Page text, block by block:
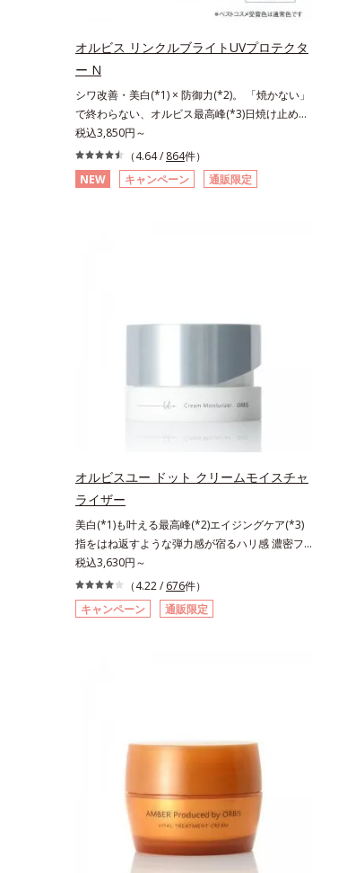
オルビス リンクルブライトUVプロテクタ
ー N
シワ改善・美白(*1) × 防御力(*2)。 「焼かない」
で終わらない、オルビス最高峰(*3)日焼け止め。
シワ改善・美白(*1) × 防御力(*2)「焼かない」で
終わらないオルビス最高峰(*3)顔用日焼け止めで
す。ポーラ化成の独自研究による、紫外線に反応
して強固な膜を形成する技術「瞬間オートディフ
ことで、未来のシミ・ソバカスも予防します。今
な肌へ導きます。さらに落ちにくくするとキシキ
ャーを追求しました。まるで美容液級のなめらか
さで肌にぴったり密着し、SPF50+・PA++++とい
う高い紫外線カット力ながら、白浮きしにくい処
方に。シワ改善・美白を叶えながら、紫外線を味
方にしてあなたの肌を守る最高峰顔用日焼け止め
です。*1 メラニンの生成を抑え、シミ・ソバカ
スを防ぐ*2 化粧膜のくずれにくさ、肌をうるお
して保護すること*3 オルビス内最高の紫外線カ
ットレベル*4 紫外線に瞬時に反応して、膜が厚
情報は商品ページをご覧ください。・BEAUTY夏
税込3,850円～
（4.64 / 864件）
NEW
キャンペーン 通販限定
オルビスユー ドット クリームモイスチャ
ライザー
美白(*1)も叶える最高峰(*2)エイジングケア(*3)
指をはね返すような弾力感が宿るハリ感 濃密フ
ィットクリーム。ハリも透明感(*4)も結果主義。
年齢サイン(*5)の因子に着目した肌科学エイジン
グケア(*3)シリーズ。オルビスユー ドットシリー
ズは、年齢による肌悩み一つ一つを対処するので
スユー ドットシリーズは美容成分(*7)として
「G.D.F.アクティベーター(*8)」を配合。そし
て、従来から配合している美白(*1)有効成分「ト
ラネキサム酸」を配合しました。さらに、シリー
ズ共通の美容成分「GLルートブースター(*9)」を
配合することで、肌のふっくら感や透明感を叶え
ます。美白ケアしながら多角的なエイジングケア
税込3,630円～
（4.22 / 676件）
キャンペーン
通販限定